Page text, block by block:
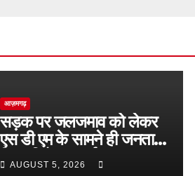
आज़मगढ़
सड़क पर जलजमाव को लेकर
एस डी एम के सामने ही जनता
किया विरोध प्रदर्शन
AUGUST 5, 2026